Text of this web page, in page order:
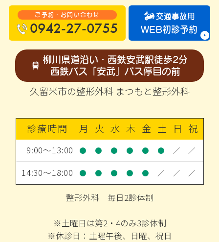
ご予約・お問い合わせ
0942-27-0755
交通事故用
WEB初診予約
柳川県道沿い・西鉄安武駅徒歩2分
西鉄バス「安武」バス停目の前
久留米市の整形外科 まつもと整形外科
診療時間 月 火 水 木 金 土 日 祝
9:00～13:00 ● ● ● ● ● ● ／ ／
14:30～18:00 ● ● ● ● ● ／ ／ ／
整形外科 毎日2診体制
※土曜日は第2・4のみ3診体制
※休診日：土曜午後、日曜、祝日